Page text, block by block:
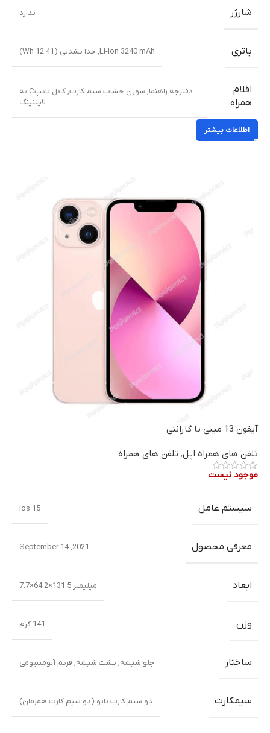
شارژر ندارد
باتری Li-Ion 3240 mAh, جدا نشدنی (12.41 Wh)
اقلام
همراه
دفترچه راهنما, سوزن خشاب سیم کارت,
کابل تایپC به
لایتنینگ
اطلاعات بیشتر
آیفون 13 مینی با گارانتی
تلفن های همراه اپل, تلفن های همراه
موجود نیست
سیستم عامل ios 15
معرفی محصول 2021, September 14
ابعاد میلیمتر 131.5×64.2×7.7
وزن 141 گرم
ساختار جلو شیشه, پشت شیشه, فریم آلومینیومی
سیمکارت دو سیم کارت نانو (دو سیم کارت همزمان)